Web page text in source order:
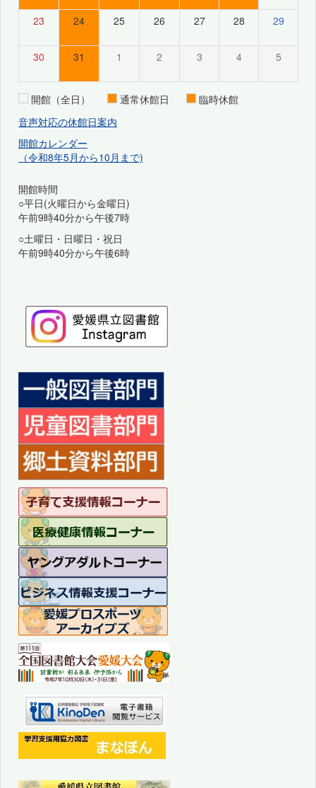
23 24 25 26 27 28 29
30 31 1 2 3 4 5
開館（全日） 通常休館日
臨時休館
音声対応の休館日案内
開館カレンダー
（令和8年5月から10月まで)
開館時間
○平日(火曜日から金曜日)
午前9時40分から午後7時
○土曜日・日曜日・祝日
午前9時40分から午後6時